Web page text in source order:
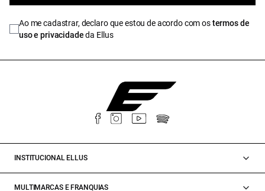
Ao me cadastrar, declaro que estou de acordo com ostermos de
uso e privacidadeda Ellus
INSTITUCIONAL ELLUS
MULTIMARCAS E FRANQUIAS